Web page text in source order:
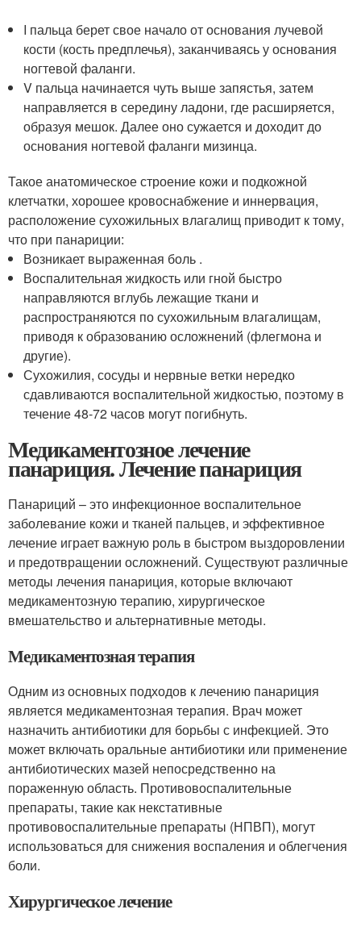
I пальца берет свое начало от основания лучевой
кости (кость предплечья), заканчиваясь у основания
ногтевой фаланги.
V пальца начинается чуть выше запястья, затем
направляется в середину ладони, где расширяется,
образуя мешок. Далее оно сужается и доходит до
основания ногтевой фаланги мизинца.
Такое анатомическое строение кожи и подкожной
клетчатки, хорошее кровоснабжение и иннервация,
расположение сухожильных влагалищ приводит к тому,
что при панариции:
Возникает выраженная боль .
Воспалительная жидкость или гной быстро
направляются вглубь лежащие ткани и
распространяются по сухожильным влагалищам,
приводя к образованию осложнений (флегмона и
другие).
Сухожилия, сосуды и нервные ветки нередко
сдавливаются воспалительной жидкостью, поэтому в
течение 48-72 часов могут погибнуть.
Медикаментозное лечение
панариция. Лечение панариция
Панариций – это инфекционное воспалительное
заболевание кожи и тканей пальцев, и эффективное
лечение играет важную роль в быстром выздоровлении
и предотвращении осложнений. Существуют различные
методы лечения панариция, которые включают
медикаментозную терапию, хирургическое
вмешательство и альтернативные методы.
Медикаментозная терапия
Одним из основных подходов к лечению панариция
является медикаментозная терапия. Врач может
назначить антибиотики для борьбы с инфекцией. Это
может включать оральные антибиотики или применение
антибиотических мазей непосредственно на
пораженную область. Противовоспалительные
препараты, такие как некстативные
противовоспалительные препараты (НПВП), могут
использоваться для снижения воспаления и облегчения
боли.
Хирургическое лечение